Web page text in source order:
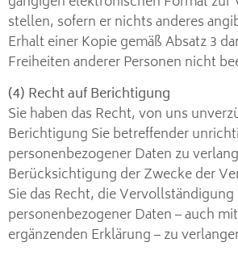
stellen, sofern er nichts anderes
Erhalt einer Kopie gemäß Absatz 3
Freiheiten anderer Personen nicht
(4) Recht auf Berichtigung
Sie haben das Recht, von uns
Berichtigung Sie betreffender
personenbezogener Daten zu
Berücksichtigung der Zwecke der
Sie das Recht, die
personenbezogener Daten – auch
ergänzenden Erklärung – zu